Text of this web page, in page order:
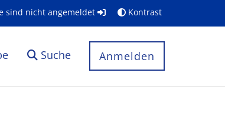
sind nicht angemeldet Kontrast
Suche Anmelden